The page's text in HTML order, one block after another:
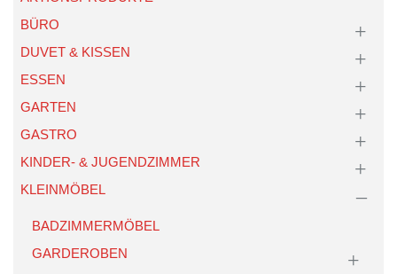
BÜRO
DUVET & KISSEN
ESSEN
GARTEN
GASTRO
KINDER- & JUGENDZIMMER
KLEINMÖBEL
BADZIMMERMÖBEL
GARDEROBEN